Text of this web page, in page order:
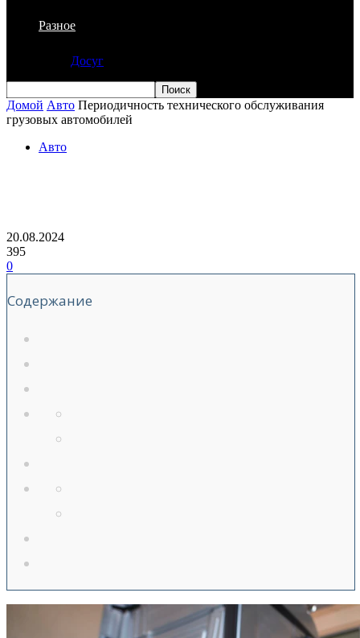
Разное
Досуг
Домой Авто Периодичность технического обслуживания
грузовых автомобилей
Авто
20.08.2024
395
0
Содержание